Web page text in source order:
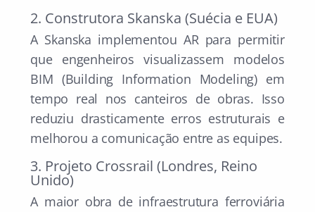
2. Construtora Skanska (Suécia e EUA)
A Skanska implementou AR para permitir
que engenheiros visualizassem modelos
BIM (Building Information Modeling) em
tempo real nos canteiros de obras. Isso
reduziu drasticamente erros estruturais e
melhorou a comunicação entre as equipes.
3. Projeto Crossrail (Londres, Reino
Unido)
A maior obra de infraestrutura ferroviária